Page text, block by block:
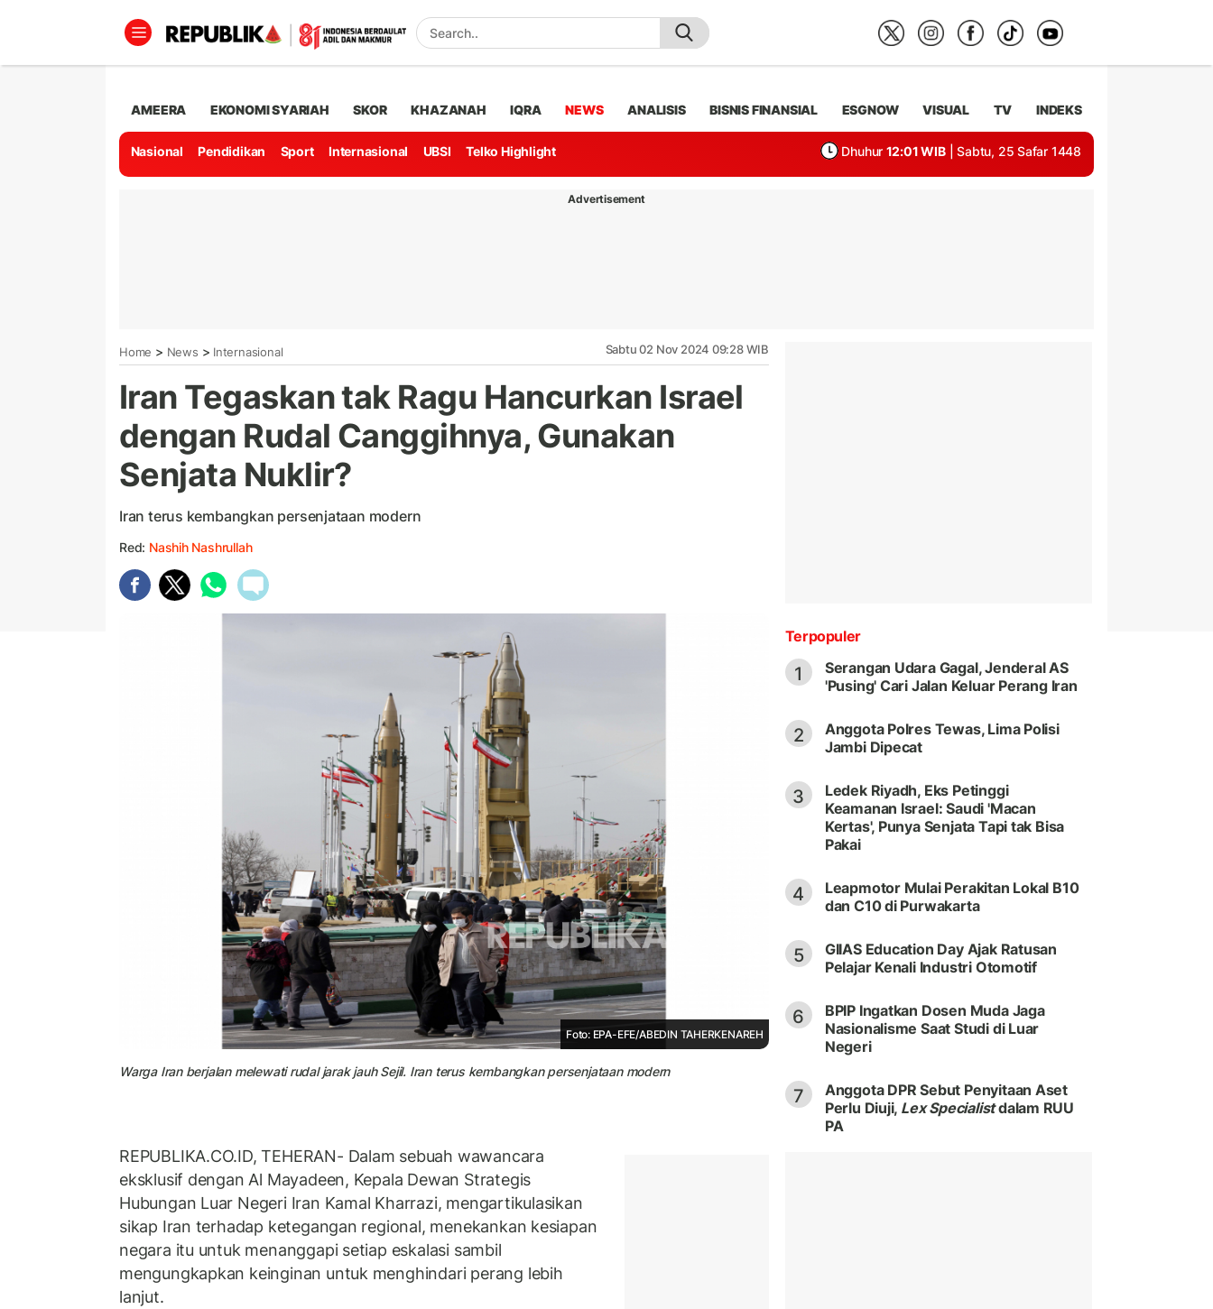
AMEERA EKONOMI SYARIAH SKOR KHAZANAH IQRA NEWS ANALISIS BISNIS FINANSIAL ESGNOW VISUAL TV INDEKS
Nasional Pendidikan Sport Internasional UBSI Telko Highlight Dhuhur 12:01 WIB | Sabtu, 25 Safar 1448
Advertisement
Home > News > Internasional Sabtu 02 Nov 2024 09:28 WIB
Iran Tegaskan tak Ragu Hancurkan Israel
dengan Rudal Canggihnya, Gunakan
Senjata Nuklir?
Iran terus kembangkan persenjataan modern
Red: Nashih Nashrullah
Foto: EPA-EFE/ABEDIN TAHERKENAREH
Warga Iran berjalan melewati rudal jarak jauh Sejil. Iran terus kembangkan persenjataan modern
REPUBLIKA.CO.ID, TEHERAN- Dalam sebuah wawancara
eksklusif dengan Al Mayadeen, Kepala Dewan Strategis
Hubungan Luar Negeri Iran Kamal Kharrazi, mengartikulasikan
sikap Iran terhadap ketegangan regional, menekankan kesiapan
negara itu untuk menanggapi setiap eskalasi sambil
mengungkapkan keinginan untuk menghindari perang lebih
lanjut.
Terpopuler
1
Serangan Udara Gagal, Jenderal AS
'Pusing' Cari Jalan Keluar Perang Iran
2
Anggota Polres Tewas, Lima Polisi
Jambi Dipecat
3
Ledek Riyadh, Eks Petinggi
Keamanan Israel: Saudi 'Macan
Kertas', Punya Senjata Tapi tak Bisa
Pakai
4
Leapmotor Mulai Perakitan Lokal B10
dan C10 di Purwakarta
5
GIIAS Education Day Ajak Ratusan
Pelajar Kenali Industri Otomotif
6
BPIP Ingatkan Dosen Muda Jaga
Nasionalisme Saat Studi di Luar
Negeri
7
Anggota DPR Sebut Penyitaan Aset
Perlu Diuji, Lex Specialistdalam RUU
PA